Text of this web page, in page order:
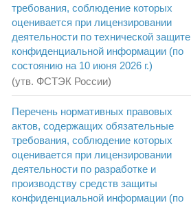
требования, соблюдение которых
оценивается при лицензировании
деятельности по технической защите
конфиденциальной информации (по
состоянию на 10 июня 2026 г.)
(утв. ФСТЭК России)
Перечень нормативных правовых
актов, содержащих обязательные
требования, соблюдение которых
оценивается при лицензировании
деятельности по разработке и
производству средств защиты
конфиденциальной информации (по